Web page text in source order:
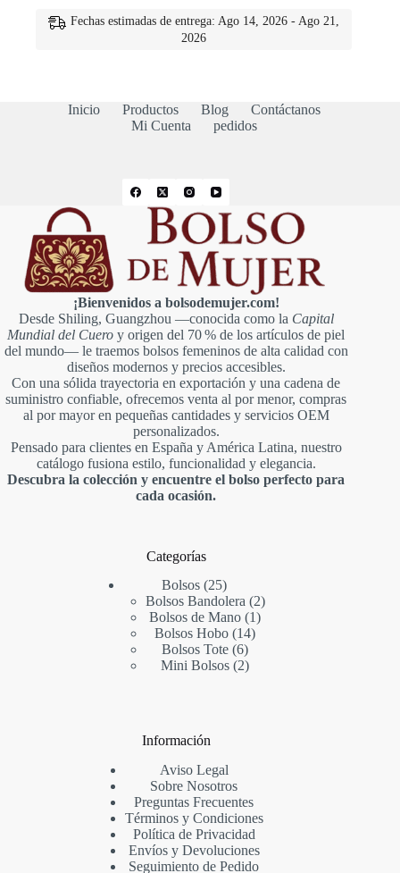
era:
€61.00.
es:
€53.00.
Fechas estimadas de entrega: Ago 14, 2026 - Ago 21,
2026
Inicio Productos Blog
Contáctanos
Mi Cuenta
pedidos
¡Bienvenidos a bolsodemujer.com!
Desde Shiling, Guangzhou —conocida como la Capital
Mundial del Cuero y origen del 70 % de los artículos de piel
del mundo— le traemos bolsos femeninos de alta calidad con
diseños modernos y precios accesibles.
Con una sólida trayectoria en exportación y una cadena de
suministro confiable, ofrecemos venta al por menor, compras
al por mayor en pequeñas cantidades y servicios OEM
personalizados.
Pensado para clientes en España y América Latina, nuestro
catálogo fusiona estilo, funcionalidad y elegancia.
Descubra la colección y encuentre el bolso perfecto para
cada ocasión.
Categorías
Bolsos 2525
productos
Bolsos Bandolera 22
productos
Bolsos de Mano 11
Bolsos Hobo 1414
Bolsos Tote 66
productos
Mini Bolsos 22
Información
Aviso Legal
Sobre Nosotros
Preguntas Frecuentes
Términos y Condiciones
Política de Privacidad
Envíos y Devoluciones
Seguimiento de Pedido